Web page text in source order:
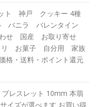
ト 神戸 クッキー 4種
バニラ バレンタイン
せ 国産 お取り寄せ
リ お菓子 自分用 家族
・送料・ポイント還元
ブレスレット 10mm 本翡
イズが選べます お買い得